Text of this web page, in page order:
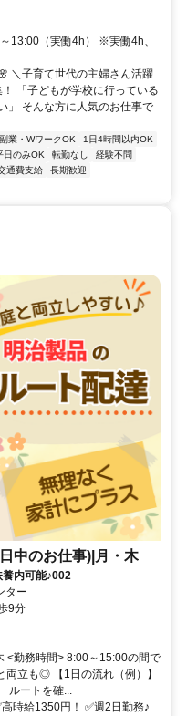
13:00（実働4h） ※実働4h、
＼子育て世代の主婦さん活躍
「子どもが学校に行っている
」 そんな方に人気のお仕事で
副業・WワークOK
1日4時間以内OK
日のみOK 転勤なし
経験不問
通費支給
長期歓迎
中のお仕事)|月・木
養内可能♪002
ター
9分
<勤務時間> 8:00～15:00の間で
両立も◎ 【1日の流れ（例）】
ルートを確...
時給1350円！ ✅週2日勤務♪